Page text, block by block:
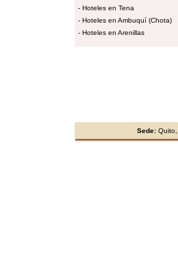
- Hoteles en Tena
- Hoteles en Ambuquí (Chota)
- Hoteles en Arenillas
Sede: